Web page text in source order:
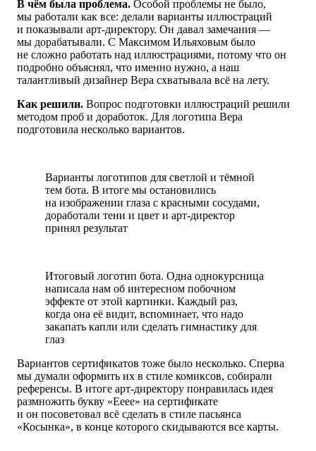
В чём была проблема. Особой проблемы не было,
мы работали как все: делали варианты иллюстраций
и показывали арт-директору. Он давал замечания —
мы дорабатывали. С Максимом Ильяховым было
не сложно работать над иллюстрациями, потому что он
подробно объяснял, что именно нужно, а наш
талантливый дизайнер Вера схватывала всё на лету.
Как решили. Вопрос подготовки иллюстраций решили
методом проб и доработок. Для логотипа Вера
подготовила несколько вариантов.
Варианты логотипов для светлой и тёмной
тем бота. В итоге мы остановились
на изображении глаза с красными сосудами,
доработали тени и цвет и арт-директор
принял результат
Итоговый логотип бота. Одна однокурсница
написала нам об интересном побочном
эффекте от этой картинки. Каждый раз,
когда она её видит, вспоминает, что надо
закапать капли или сделать гимнастику для
глаз
Вариантов сертификатов тоже было несколько. Сперва
мы думали оформить их в стиле комиксов, собирали
референсы. В итоге арт-директору понравилась идея
размножить букву «Ееее» на сертификате
и он посоветовал всё сделать в стиле пасьянса
«Косынка», в конце которого скидываются все карты.